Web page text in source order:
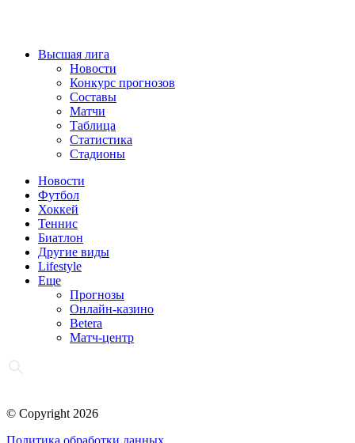
Высшая лига
Новости
Конкурс прогнозов
Составы
Матчи
Таблица
Статистика
Стадионы
Новости
Футбол
Хоккей
Теннис
Биатлон
Другие виды
Lifestyle
Еще
Прогнозы
Онлайн-казино
Betera
Матч-центр
© Copyright 2026
Политика обработки данных